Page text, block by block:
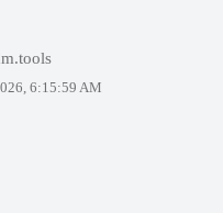
6:15:59 AM